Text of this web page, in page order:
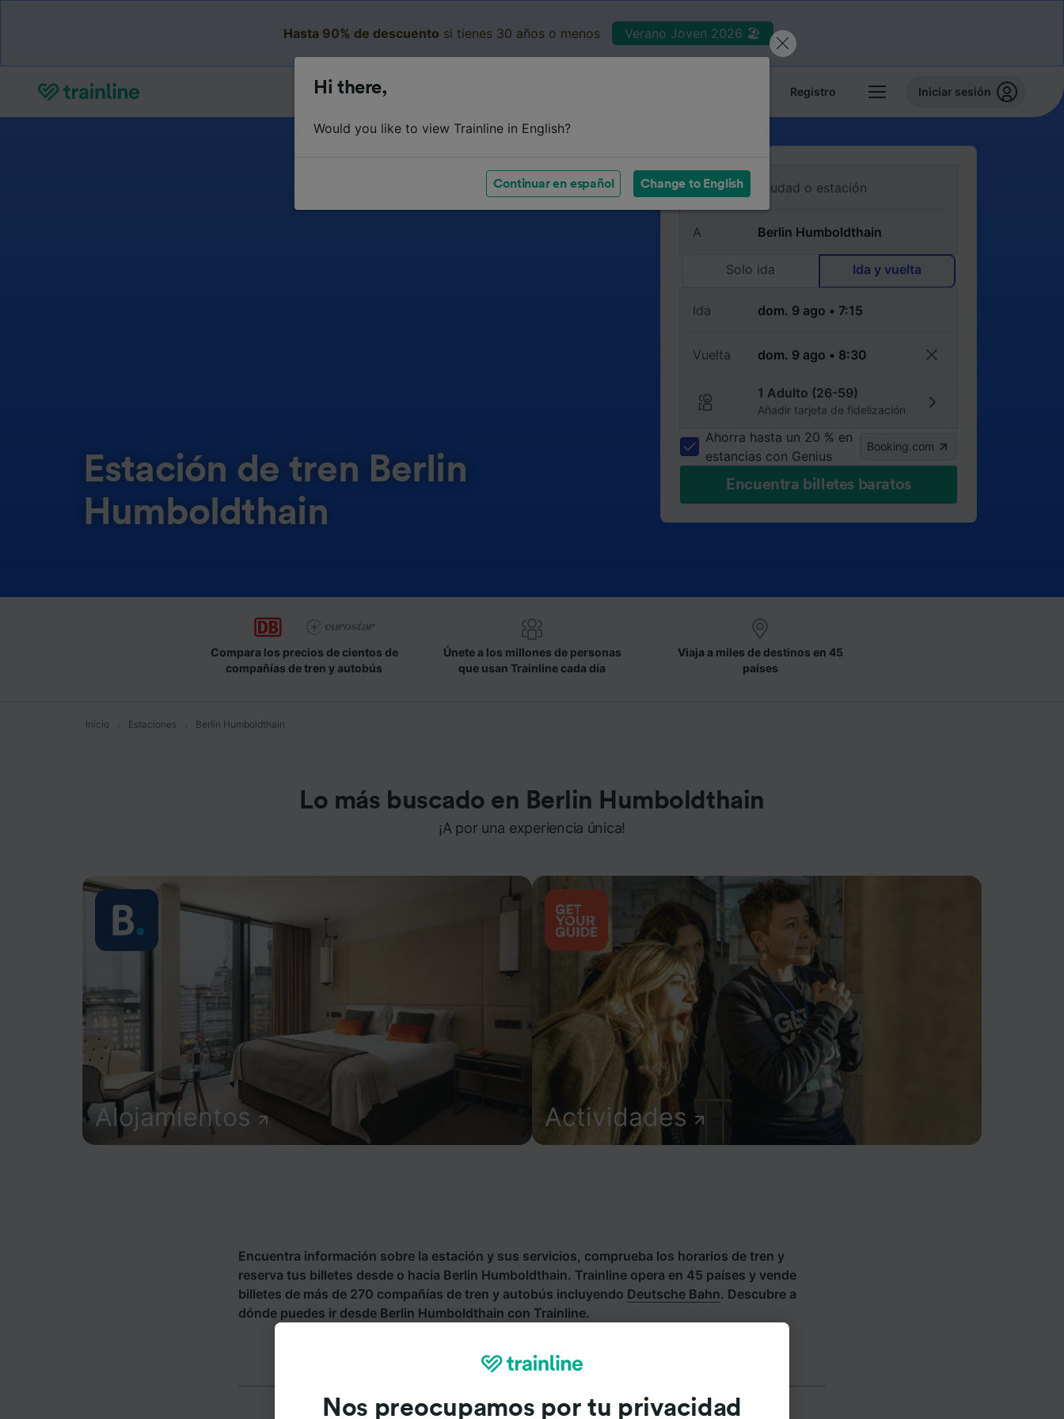
Hasta 90% de descuento si tienes 30 años o menos Verano Joven 2026 🏖️
Registro Iniciar sesión
Estación de tren Berlin
Humboldthain
De
A
Solo ida Ida y vuelta
Ida
Vuelta
1 Adulto (26-59)
Añadir tarjeta de fidelización
Ahorra hasta un 20 % en
estancias con Genius
Booking.com
Encuentra billetes baratos
Compara los precios de cientos de
compañías de tren y autobús
Únete a los millones de personas
que usan Trainline cada día
Viaja a miles de destinos en 45
países
Inicio Estaciones Berlin Humboldthain
Lo más buscado en Berlin Humboldthain
¡A por una experiencia única!
Alojamientos Actividades
Encuentra información sobre la estación y sus servicios, comprueba los horarios de tren y
reserva tus billetes desde o hacia Berlin Humboldthain. Trainline opera en 45 países y vende
billetes de más de 270 compañías de tren y autobús incluyendo Deutsche Bahn. Descubre a
dónde puedes ir desde Berlin Humboldthain con Trainline.
Hi there,
Would you like to view Trainline in English?
Continuar en español Change to English
Nos preocupamos por tu privacidad